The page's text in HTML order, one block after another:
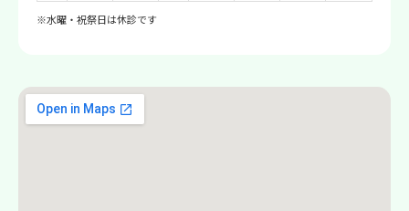
※水曜・祝祭日は休診です